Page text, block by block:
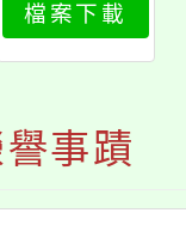
檔案下載
事蹟